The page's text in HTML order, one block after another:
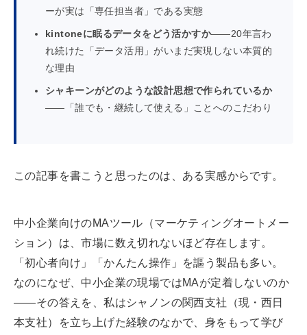
ーが実は「専任担当者」である実態
kintoneに眠るデータをどう活かすか——20年言わ
れ続けた「データ活用」がいまだ実現しない本質的
な理由
シャキーンがどのような設計思想で作られているか
——「誰でも・継続して使える」ことへのこだわり
この記事を書こうと思ったのは、ある実感からです。
中小企業向けのMAツール（マーケティングオートメー
ション）は、市場に数え切れないほど存在します。
「初心者向け」「かんたん操作」を謳う製品も多い。
なのになぜ、中小企業の現場ではMAが定着しないのか
——その答えを、私はシャノンの関西支社（現・西日
本支社）を立ち上げた経験のなかで、身をもって学び